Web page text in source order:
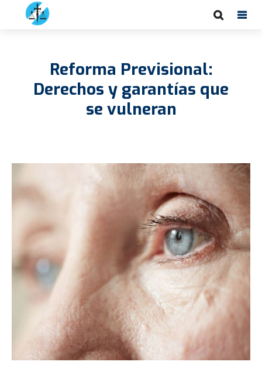
Reforma Previsional:
Derechos y garantías que
se vulneran